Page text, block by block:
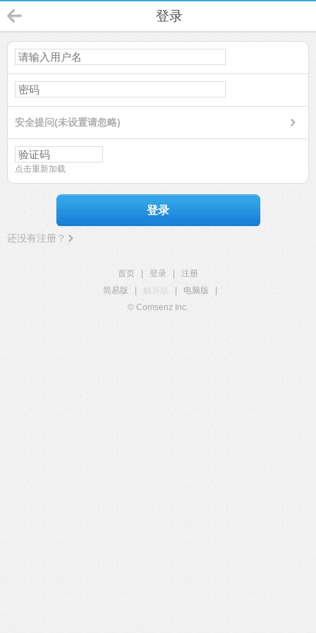
登录
安全提问(未设置请忽略)
点击重新加载
登录
还没有注册？
首页 登录
注册
简易版
触屏版 电脑版
© Comsenz Inc.